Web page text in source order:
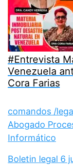
#Entrevista
Venezuela
Cora Farias
comandos /
Abogado
Informático
Boletin legal 6